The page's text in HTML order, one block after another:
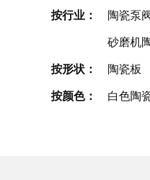
按行业： 陶瓷泵
砂磨机
按形状： 陶瓷板
按颜色： 白色陶